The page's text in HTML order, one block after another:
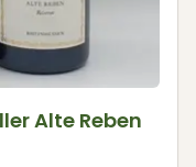
Alte Reben